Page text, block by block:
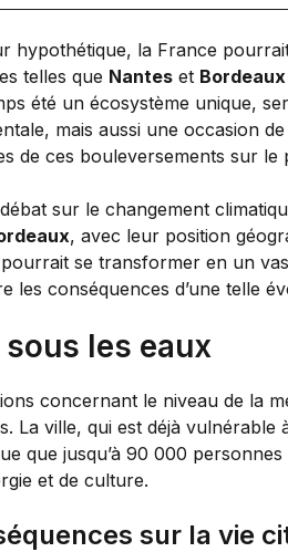
hypothétique, la France
telles que Nantes et Bordeaux
été un écosystème unique,
mais aussi une occasion
de ces bouleversements sur le
sur le changement
, avec leur position
se transformer en un
les conséquences d’une telle
les eaux
concernant le niveau de la
La ville, qui est déjà
que jusqu’à 90 000
et de culture.
sur la vie